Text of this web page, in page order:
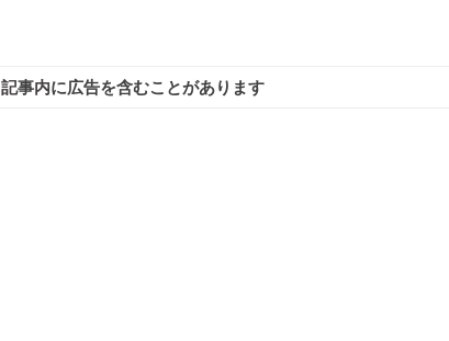
記事内に広告を含むことがあります